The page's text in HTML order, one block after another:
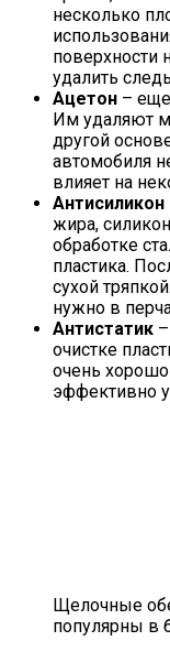
несколько
поверхности
удалить
Ацетон –
Им удаляют
другой
автомобиля
влияет на
Антисиликон
жира,
обработке
пластика.
сухой
нужно в
Антистатик
очистке
очень
эффективно
Щелочные
популярны в